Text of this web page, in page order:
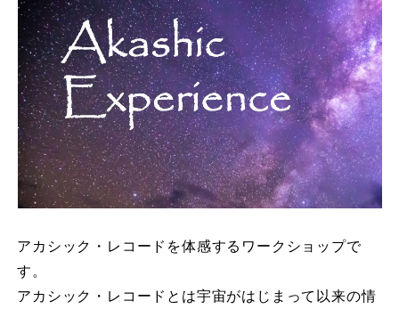
アカシック・レコードを体感するワークショップで
す。
アカシック・レコードとは宇宙がはじまって以来の情